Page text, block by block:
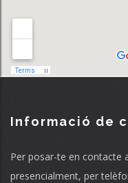
Informació de
Per posar-te en contacte
presencialment, per